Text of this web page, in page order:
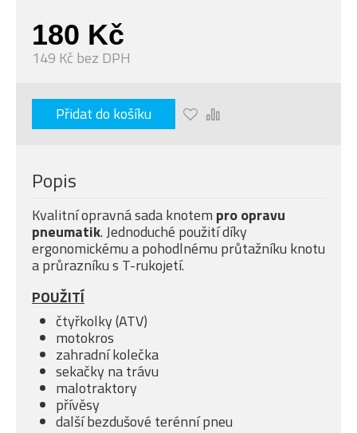
180 Kč
149 Kč bez DPH
Přidat do košíku
Popis
Kvalitní opravná sada knotem pro opravu
pneumatik. Jednoduché použití díky
ergonomickému a pohodlnému průtažníku knotu
a průrazníku s T-rukojetí.
POUŽITÍ
čtyřkolky (ATV)
motokros
zahradní kolečka
sekačky na trávu
malotraktory
přívěsy
další bezdušové terénní pneu